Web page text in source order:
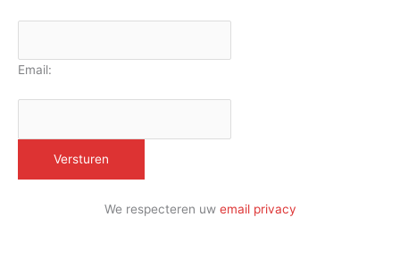
Email:
We respecteren uw email privacy